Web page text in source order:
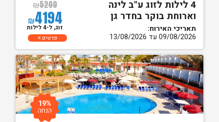
4 לילות לזוג ע"ב לינה
וארוחת בוקר בחדר גן
תאריכי האירוח:
09/08/2026 עד 13/08/2026
₪5200
₪4194
זוג, ל-4 לילות
פרטים
19%
הנחה